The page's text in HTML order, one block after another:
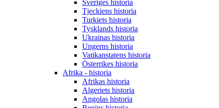
Sveriges historia
Tjeckiens historia
Turkiets historia
Tysklands historia
Ukrainas historia
Ungerns historia
Vatikanstatens historia
Österrikes historia
Afrika - historia
Afrikas historia
Algeriets historia
Angolas historia